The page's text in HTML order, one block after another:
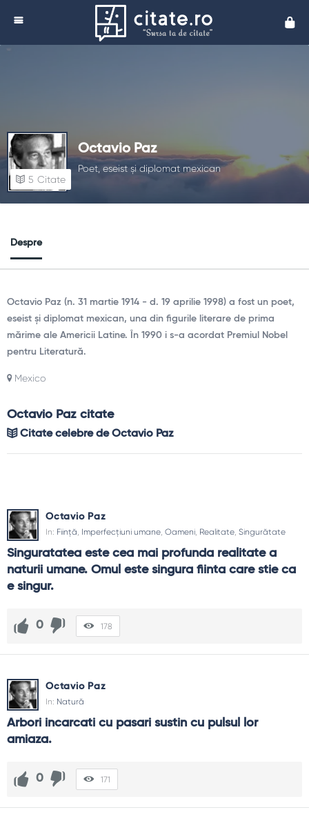
Octavio Paz
Poet, eseist și diplomat mexican
5 Citate
Despre
Octavio Paz (n. 31 martie 1914 - d. 19 aprilie 1998) a fost un poet,
eseist și diplomat mexican, una din figurile literare de prima
mărime ale Americii Latine. În 1990 i s-a acordat Premiul Nobel
pentru Literatură.
Mexico
Octavio Paz citate
Citate celebre de Octavio Paz
Octavio Paz
In: Ființă, Imperfecțiuni umane, Oameni, Realitate, Singurătate
Singuratatea este cea mai profunda realitate a
naturii umane. Omul este singura fiinta care stie ca
e singur.
0 178
Octavio Paz
In: Natură
Arbori incarcati cu pasari sustin cu pulsul lor
amiaza.
0 171